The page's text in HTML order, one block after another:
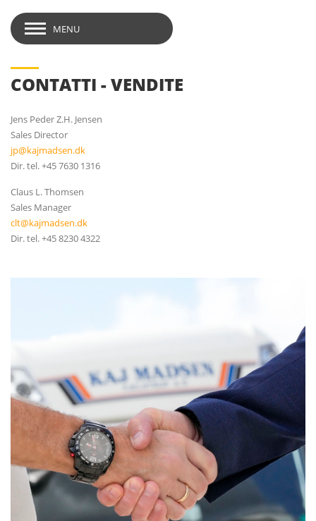
MENU
CONTATTI - VENDITE
Jens Peder Z.H. Jensen
Sales Director
jp@kajmadsen.dk
Dir. tel. +45 7630 1316
Claus L. Thomsen
Sales Manager
clt@kajmadsen.dk
Dir. tel. +45 8230 4322